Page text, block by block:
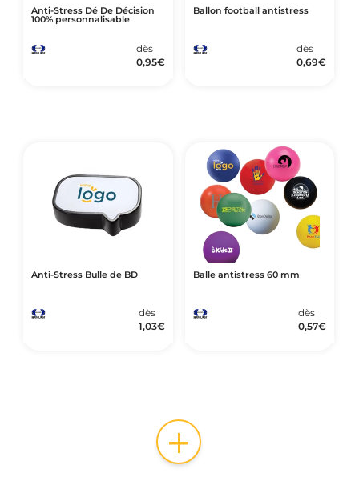
Anti-Stress Dé De Décision
100% personnalisable
dès
0,95€
Ballon football antistress
dès
0,69€
Anti-Stress Bulle de BD
dès
1,03€
Balle antistress 60 mm
dès
0,57€
+